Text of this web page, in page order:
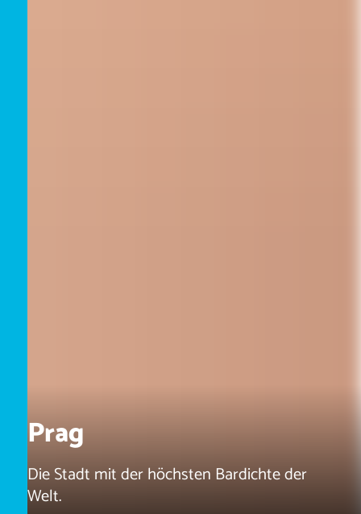
Prag
Die Stadt mit der höchsten Bardichte der
Welt.